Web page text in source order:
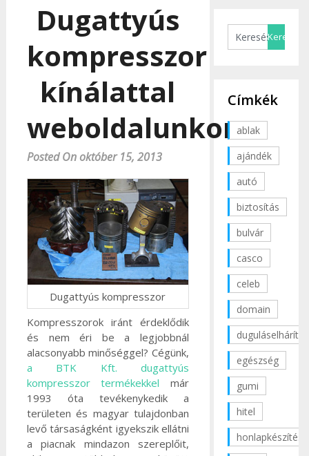
Dugattyús
kompresszor
kínálattal
weboldalunkon
Posted On október 15, 2013
Dugattyús kompresszor
Kompresszorok iránt érdeklődik
és nem éri be a legjobbnál
alacsonyabb minőséggel? Cégünk,
a BTK Kft. dugattyús
kompresszor termékekkel már
1993 óta tevékenykedik a
területen és magyar tulajdonban
levő társaságként igyekszik ellátni
a piacnak mindazon szereplőit,
Címkék
ablak
ajándék
autó
biztosítás
bulvár
casco
celeb
domain
duguláselhárítás
egészség
gumi
hitel
honlapkészítés